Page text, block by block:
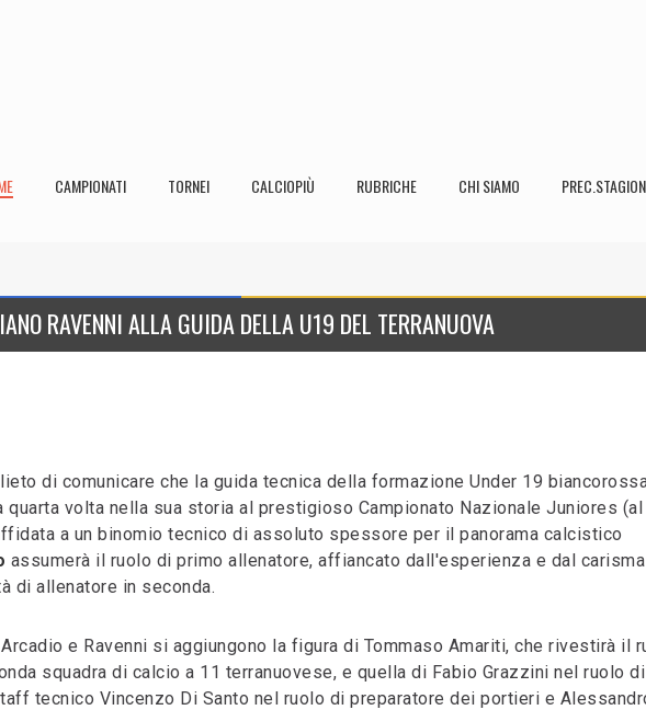
CAMPIONATI TORNEI CALCIOPIÙ RUBRICHE CHI SIAMO
RAVENNI ALLA GUIDA DELLA U19 DEL TERRANUOVA
di comunicare che la guida tecnica della formazione Under 19
quarta volta nella sua storia al prestigioso Campionato Nazionale Juniores
a un binomio tecnico di assoluto spessore per il panorama calcistico
assumerà il ruolo di primo allenatore, affiancato dall'esperienza e dal
di allenatore in seconda.
e Ravenni si aggiungono la figura di Tommaso Amariti, che rivestirà il
squadra di calcio a 11 terranuovese, e quella di Fabio Grazzini nel ruolo
tecnico Vincenzo Di Santo nel ruolo di preparatore dei portieri e